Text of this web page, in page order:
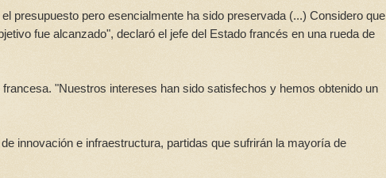
presupuesto pero esencialmente ha sido preservada (...) Considero que
fue alcanzado", declaró el jefe del Estado francés en una rueda de
"Nuestros intereses han sido satisfechos y hemos obtenido un
innovación e infraestructura, partidas que sufrirán la mayoría de